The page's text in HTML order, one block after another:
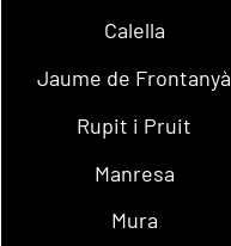
Calella
Jaume de Frontanyà
Rupit i Pruit
Manresa
Mura